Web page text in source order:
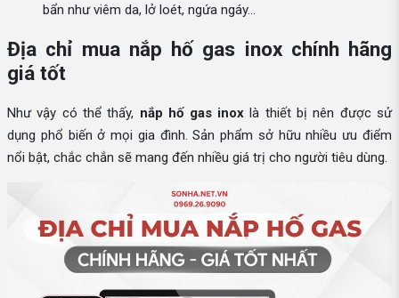
bẩn như viêm da, lở loét, ngứa ngáy…
Địa chỉ mua nắp hố gas inox chính hãng
giá tốt
Như vậy có thể thấy, nắp hố gas inoxlà thiết bị nên được sử
dụng phổ biến ở mọi gia đình. Sản phẩm sở hữu nhiều ưu điểm
nổi bật, chắc chắn sẽ mang đến nhiều giá trị cho người tiêu dùng.